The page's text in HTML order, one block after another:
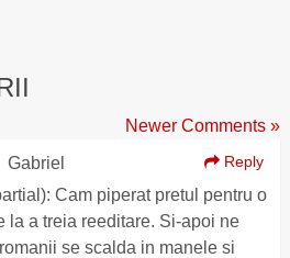
Newer Comments »
Gabriel
Reply
Cam piperat pretul pentru o
la a treia reeditare. Si-apoi ne
se scalda in manele si